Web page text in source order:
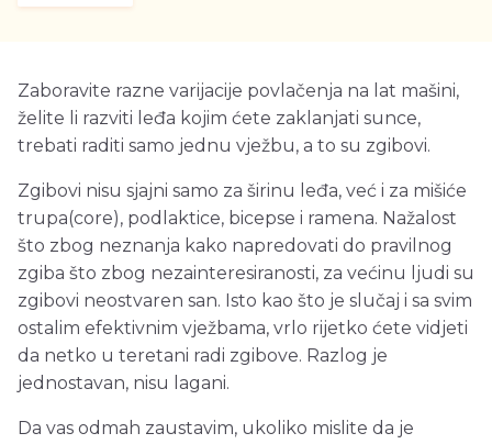
Zaboravite razne varijacije povlačenja na lat mašini,
želite li razviti leđa kojim ćete zaklanjati sunce,
trebati raditi samo jednu vježbu, a to su zgibovi.
Zgibovi nisu sjajni samo za širinu leđa, već i za mišiće
trupa(core), podlaktice, bicepse i ramena. Nažalost
što zbog neznanja kako napredovati do pravilnog
zgiba što zbog nezainteresiranosti, za većinu ljudi su
zgibovi neostvaren san. Isto kao što je slučaj i sa svim
ostalim efektivnim vježbama, vrlo rijetko ćete vidjeti
da netko u teretani radi zgibove. Razlog je
jednostavan, nisu lagani.
Da vas odmah zaustavim, ukoliko mislite da je